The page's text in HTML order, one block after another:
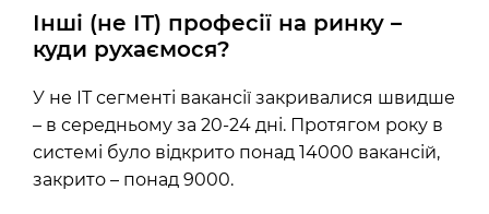
Інші (не ІТ) професії на ринку –
куди рухаємося?
У не ІТ сегменті вакансії закривалися швидше
– в середньому за 20-24 дні. Протягом року в
системі було відкрито понад 14000 вакансій,
закрито – понад 9000.